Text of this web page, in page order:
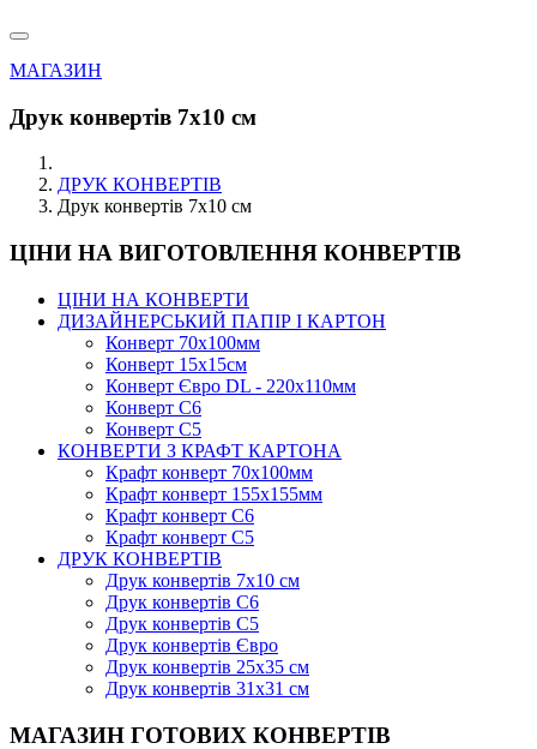
МАГАЗИН
Друк конвертів 7х10 см
ДРУК КОНВЕРТІВ
Друк конвертів 7х10 см
ЦІНИ НА ВИГОТОВЛЕННЯ КОНВЕРТІВ
ЦІНИ НА КОНВЕРТИ
ДИЗАЙНЕРСЬКИЙ ПАПІР І КАРТОН
Конверт 70х100мм
Конверт 15х15см
Конверт Євро DL - 220x110мм
Конверт С6
Конверт С5
КОНВЕРТИ З КРАФТ КАРТОНА
Крафт конверт 70х100мм
Крафт конверт 155х155мм
Крафт конверт С6
Крафт конверт С5
ДРУК КОНВЕРТІВ
Друк конвертів 7х10 см
Друк конвертів С6
Друк конвертів С5
Друк конвертів Євро
Друк конвертів 25х35 см
Друк конвертів 31х31 см
МАГАЗИН ГОТОВИХ КОНВЕРТІВ